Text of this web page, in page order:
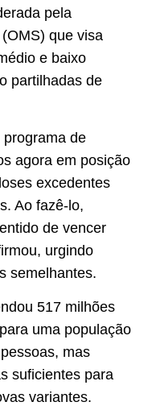
pela
que visa
e baixo
partilhadas de
de
agora em posição
excedentes
Ao fazê-lo,
de vencer
urgindo
semelhantes.
517 milhões
uma população
mas
suficientes para
variantes.